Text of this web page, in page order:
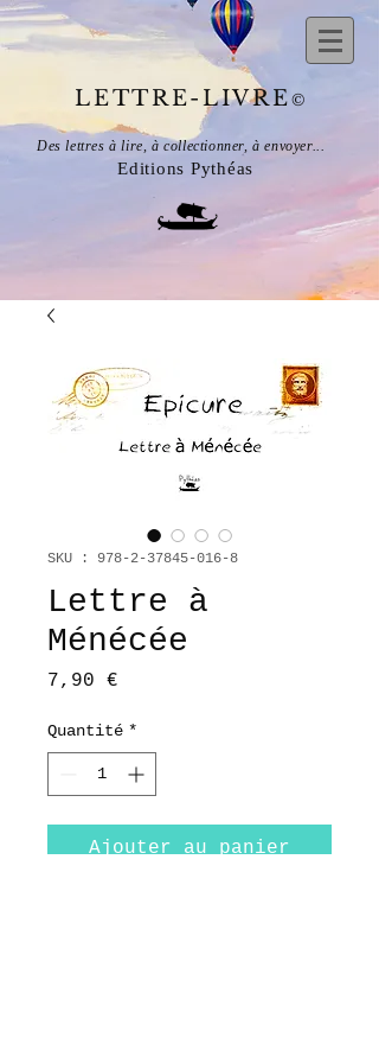
LETTRE-LIVRE©
Des lettres à lire, à collectionner, à envoyer...
Editions Pythéas
SKU : 978-2-37845-016-8
Lettre à
Ménécée
7,90 €
Quantité *
Ajouter au panier